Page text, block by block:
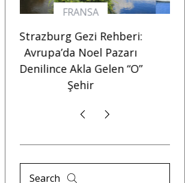
AVUSTURYA
2024 Viyana Gezisi
Notları: Avrupa’nın En
Avrupalı Şehri